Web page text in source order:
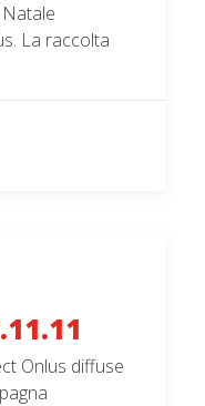
La raccolta
Onlus diffuse